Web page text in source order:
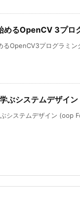
めるOpenCV 3プロ
るOpenCV3プログラミ
ぶシステムデザイン
システムデザイン (oop